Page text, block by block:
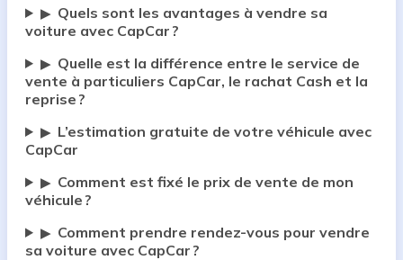
▶ Quels sont les avantages à vendre sa
voiture avec CapCar ?
▶ Quelle est la différence entre le service de
vente à particuliers CapCar, le rachat Cash et la
reprise ?
▶ L’estimation gratuite de votre véhicule avec
CapCar
▶ Comment est fixé le prix de vente de mon
véhicule ?
▶ Comment prendre rendez-vous pour vendre
sa voiture avec CapCar ?